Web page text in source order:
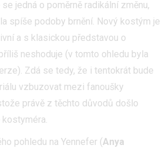
jedná o poměrně radikální změnu,
spíše podoby brnění. Nový kostým je
a s klasickou představou o
neshoduje (v tomto ohledu byla
Zdá se tedy, že i tentokrát bude
vzbuzovat mezi fanoušky
právě z těchto důvodů došlo
pohledu na Yennefer (Anya